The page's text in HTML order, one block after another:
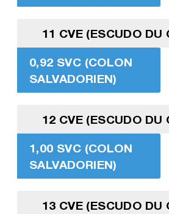
11 CVE (ESCUDO DU
0,92 SVC (COLON
SALVADORIEN)
12 CVE (ESCUDO DU
1,00 SVC (COLON
SALVADORIEN)
13 CVE (ESCUDO DU